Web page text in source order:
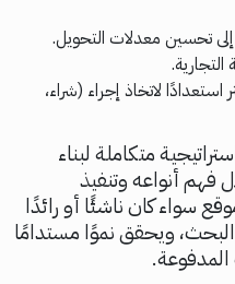
إلى تحسين معدلات التحويل.
استعدادًا لاتخاذ إجراء (شراء،
متكاملة لبناء
أنواعه وتنفيذ
سواء كان ناشئًا أو رائدًا
ويحقق نموًا مستدامًا
المدفوعة.